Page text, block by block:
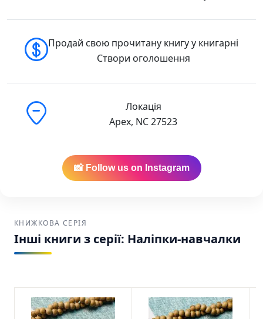
Продай свою прочитану книгу у книгарні
Створи оголошення
Локація
Apex, NC 27523
📸 Follow us on Instagram
КНИЖКОВА СЕРІЯ
Інші книги з серії: Наліпки-навчалки